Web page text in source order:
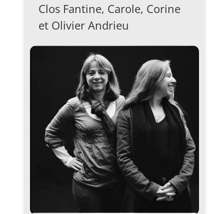
aantal
Clos Fantine, Carole, Corine
et Olivier Andrieu